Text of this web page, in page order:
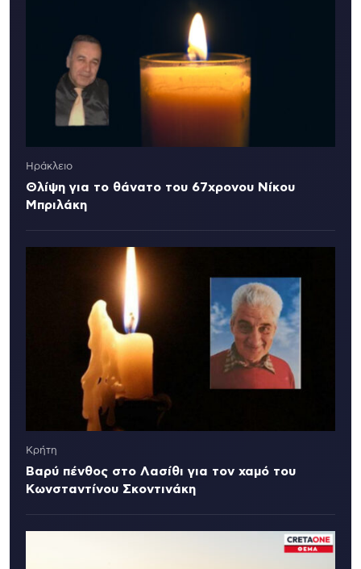
Ηράκλειο
Θλίψη για το θάνατο του 67χρονου Νίκου
Μπριλάκη
Κρήτη
Βαρύ πένθος στο Λασίθι για τον χαμό του
Κωνσταντίνου Σκοντινάκη